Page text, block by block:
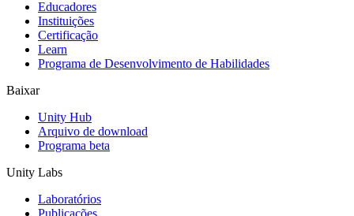
Jogos XR
Lance jogos XR em várias plataformas
Jogos com multijogador
Educadores
Instituições
Certificação
Learn
Programa de Desenvolvimento de Habilidades
Baixar
Unity Hub
Arquivo de download
Programa beta
Unity Labs
Laboratórios